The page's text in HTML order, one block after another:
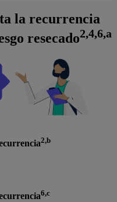
la recurrencia
resecado2,4,6,a
2,b
6,c